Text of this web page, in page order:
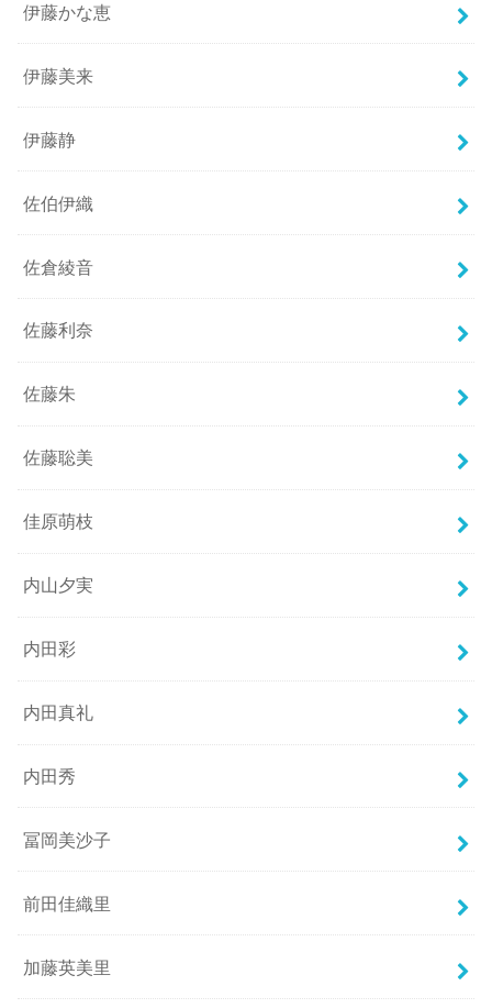
伊藤かな恵
伊藤美来
伊藤静
佐伯伊織
佐倉綾音
佐藤利奈
佐藤朱
佐藤聡美
佳原萌枝
内山夕実
内田彩
内田真礼
内田秀
冨岡美沙子
前田佳織里
加藤英美里